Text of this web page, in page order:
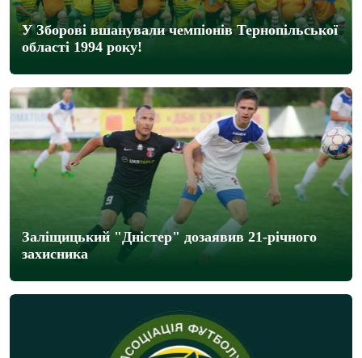
У Зборові вшанували чемпіонів Тернопільської
області 1994 року!
Заліщицький "Дністер" дозаявив 21-річного
захисника